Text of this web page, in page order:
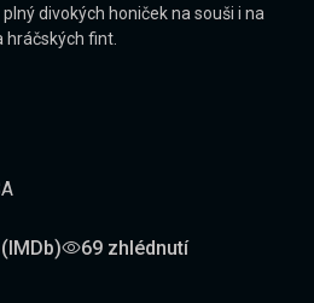
divokých honiček na souši i na
hráčských fint.
69 zhlédnutí